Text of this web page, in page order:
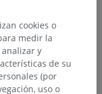
cookies o
medir la
y
de su
(por
uso o